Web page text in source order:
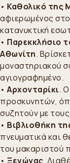
• Καθολικό της
αφιερωμένος
κατανυκτική
• Παρεκκλήσιο
Αθωνίτη.
μοναστηριακού
αγιογραφημένο.
• Αρχονταρίκι.
προσκυνητών,
συζητούν με
• Βιβλιοθήκη
πνευματικά και
του μακαριστού
• Ξενώνας.